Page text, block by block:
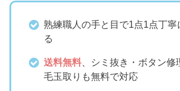
熟練職人の手と目で1点1点丁
る
送料無料、シミ抜き・ボタン修
毛玉取りも無料で対応